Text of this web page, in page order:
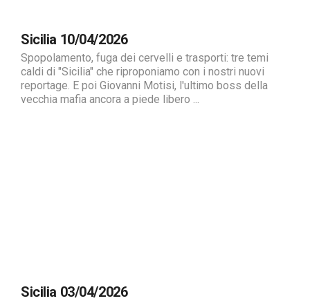
Sicilia 10/04/2026
Spopolamento, fuga dei cervelli e trasporti: tre temi
caldi di "Sicilia" che riproponiamo con i nostri nuovi
reportage. E poi Giovanni Motisi, l'ultimo boss della
vecchia mafia ancora a piede libero ...
Sicilia 03/04/2026